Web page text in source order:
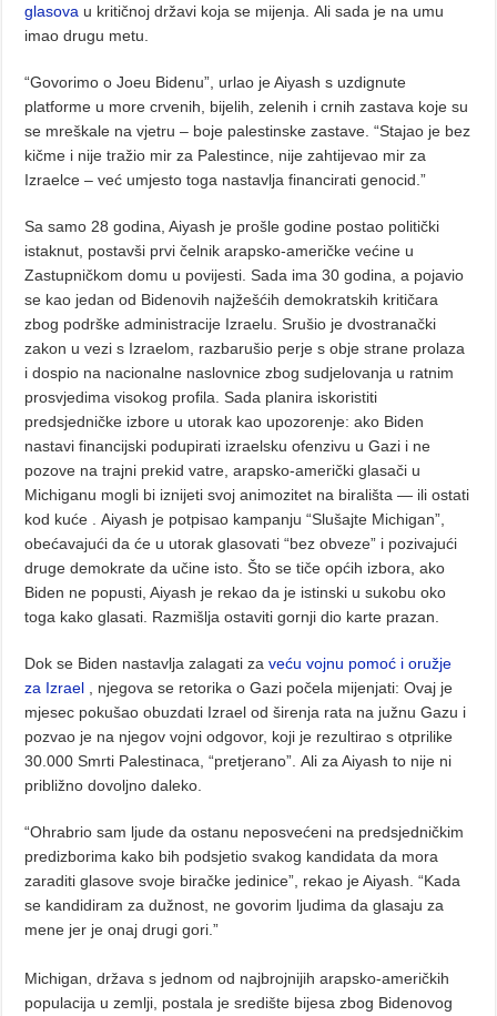
glasova u kritičnoj državi koja se mijenja. Ali sada je na umu
imao drugu metu.
“Govorimo o Joeu Bidenu”, urlao je Aiyash s uzdignute
platforme u more crvenih, bijelih, zelenih i crnih zastava koje su
se mreškale na vjetru – boje palestinske zastave. “Stajao je bez
kičme i nije tražio mir za Palestince, nije zahtijevao mir za
Izraelce – već umjesto toga nastavlja financirati genocid.”
Sa samo 28 godina, Aiyash je prošle godine postao politički
istaknut, postavši prvi čelnik arapsko-američke većine u
Zastupničkom domu u povijesti. Sada ima 30 godina, a pojavio
se kao jedan od Bidenovih najžešćih demokratskih kritičara
zbog podrške administracije Izraelu. Srušio je dvostranački
zakon u vezi s Izraelom, razbarušio perje s obje strane prolaza
i dospio na nacionalne naslovnice zbog sudjelovanja u ratnim
prosvjedima visokog profila. Sada planira iskoristiti
predsjedničke izbore u utorak kao upozorenje: ako Biden
nastavi financijski podupirati izraelsku ofenzivu u Gazi i ne
pozove na trajni prekid vatre, arapsko-američki glasači u
Michiganu mogli bi iznijeti svoj animozitet na birališta — ili ostati
kod kuće . Aiyash je potpisao kampanju “Slušajte Michigan”,
obećavajući da će u utorak glasovati “bez obveze” i pozivajući
druge demokrate da učine isto. Što se tiče općih izbora, ako
Biden ne popusti, Aiyash je rekao da je istinski u sukobu oko
toga kako glasati. Razmišlja ostaviti gornji dio karte prazan.
Dok se Biden nastavlja zalagati zaveću vojnu pomoć i oružje
za Izrael , njegova se retorika o Gazi počela mijenjati: Ovaj je
mjesec pokušao obuzdati Izrael od širenja rata na južnu Gazu i
pozvao je na njegov vojni odgovor, koji je rezultirao s otprilike
30.000 Smrti Palestinaca, “pretjerano”. Ali za Aiyash to nije ni
približno dovoljno daleko.
“Ohrabrio sam ljude da ostanu neposvećeni na predsjedničkim
predizborima kako bih podsjetio svakog kandidata da mora
zaraditi glasove svoje biračke jedinice”, rekao je Aiyash. “Kada
se kandidiram za dužnost, ne govorim ljudima da glasaju za
mene jer je onaj drugi gori.”
Michigan, država s jednom od najbrojnijih arapsko-američkih
populacija u zemlji, postala je središte bijesa zbog Bidenovog